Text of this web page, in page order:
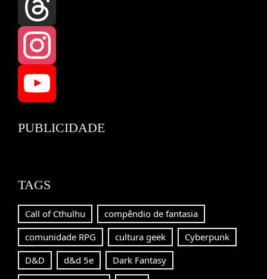
Facebook
Threads
Instagram
YouTube
PUBLICIDADE
TAGS
Call of Cthulhu
compêndio de fantasia
comunidade RPG
cultura geek
Cyberpunk
D&D
d&d 5e
Dark Fantasy